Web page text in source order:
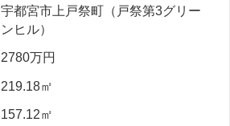
宇都宮市上戸祭町（戸祭第3グリー
ンヒル）
2780万円
219.18㎡
157.12㎡